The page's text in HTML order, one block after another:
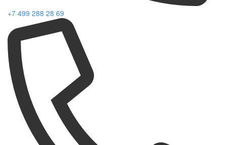
+7 499 288 28 69